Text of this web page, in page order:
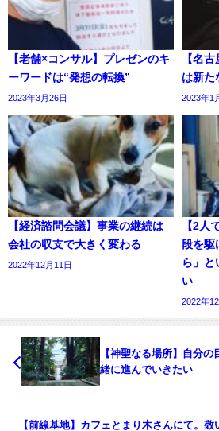
【老舗×コンサル】プレゼンのキ
ーワードは“発想の転換”
2023年3月26日
【名
は新た
2023年1
【経済諮問会議】事業の継続は
会社の収支で大きく変わる
2022年12月11日
【2人
段を駆
ら」と
い
2022年
【神聖なる場所】自分
緒に進んでいきたい
【前線基地】カフェとまり木さんにて。敬